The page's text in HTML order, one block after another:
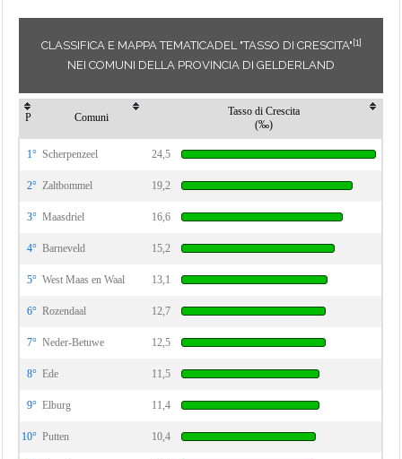
CLASSIFICA E MAPPA TEMATICADEL "TASSO DI CRESCITA"[1]
NEI COMUNI DELLA PROVINCIA DI GELDERLAND
P Comuni
Tasso di Crescita
(‰)
1° Scherpenzeel 24,5
2° Zaltbommel 19,2
3° Maasdriel 16,6
4° Barneveld 15,2
5° West Maas en Waal 13,1
6° Rozendaal 12,7
7° Neder-Betuwe 12,5
8° Ede 11,5
9° Elburg 11,4
10° Putten 10,4